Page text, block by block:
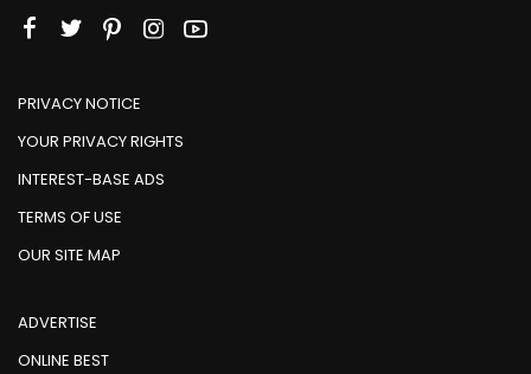
PRIVACY NOTICE
YOUR PRIVACY RIGHTS
INTEREST-BASE ADS
TERMS OF USE
OUR SITE MAP
ADVERTISE
ONLINE BEST